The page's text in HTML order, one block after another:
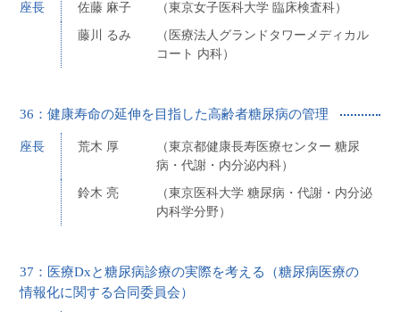
座長 佐藤 麻子 （東京女子医科大学 臨床検査科）
藤川 るみ
（医療法人グランドタワーメディカル
コート 内科）
36：健康寿命の延伸を目指した高齢者糖尿病の管理
座長 荒木 厚
（東京都健康長寿医療センター 糖尿
病・代謝・内分泌内科）
鈴木 亮
（東京医科大学 糖尿病・代謝・内分泌
内科学分野）
37：医療Dxと糖尿病診療の実際を考える（糖尿病医療の
情報化に関する合同委員会）